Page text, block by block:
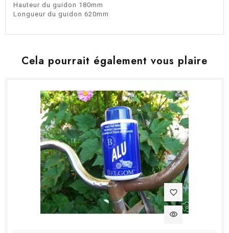
Hauteur du guidon 180mm
Longueur du guidon 620mm
Cela pourrait également vous plaire
favorite_border
visibility